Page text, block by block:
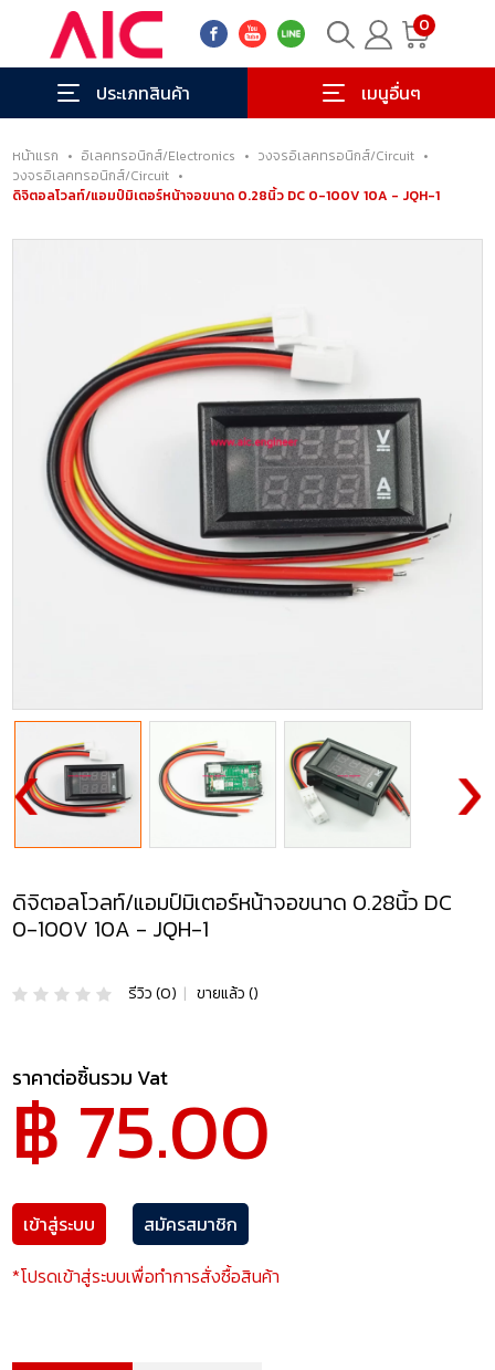
0
ประเภทสินค้า เมนูอื่นๆ
หน้าแรก • อิเลคทรอนิกส์/Electronics • วงจรอิเลคทรอนิกส์/Circuit •
วงจรอิเลคทรอนิกส์/Circuit •
ดิจิตอลโวลท์/แอมป์มิเตอร์หน้าจอขนาด 0.28นิ้ว DC 0-100V 10A - JQH-1
ดิจิตอลโวลท์/แอมป์มิเตอร์หน้าจอขนาด 0.28นิ้ว DC
0-100V 10A - JQH-1
รีวิว (0) | ขายแล้ว ()
ราคาต่อชิ้นรวม Vat
฿ 75.00
เข้าสู่ระบบ
สมัครสมาชิก
*โปรดเข้าสู่ระบบเพื่อทำการสั่งซื้อสินค้า